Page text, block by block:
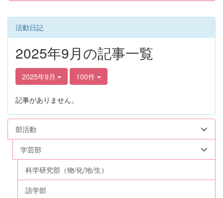
活動日記
2025年9月の記事一覧
2025年9月 100件
記事がありません。
部活動
学芸部
科学研究部（物/化/地/生）
語学部